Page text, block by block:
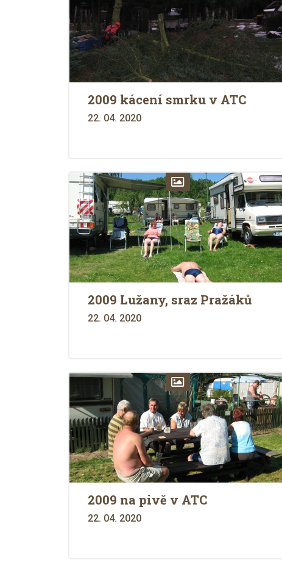
2009 kácení smrku v ATC
22. 04. 2020
2009 Lužany, sraz Pražáků
22. 04. 2020
2009 na pivě v ATC
22. 04. 2020